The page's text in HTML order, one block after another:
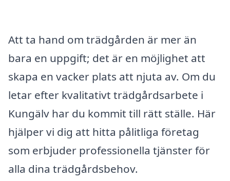
Att ta hand om trädgården är mer än
bara en uppgift; det är en möjlighet att
skapa en vacker plats att njuta av. Om du
letar efter kvalitativt trädgårdsarbete i
Kungälv har du kommit till rätt ställe. Här
hjälper vi dig att hitta pålitliga företag
som erbjuder professionella tjänster för
alla dina trädgårdsbehov.